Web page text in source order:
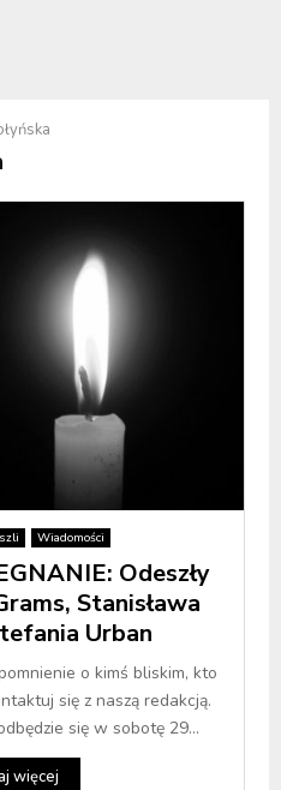
Wiadomości
Odeszły
Stanisława
Urban
o kimś bliskim, kto
się z naszą redakcją.
się w sobotę 29...
więcej